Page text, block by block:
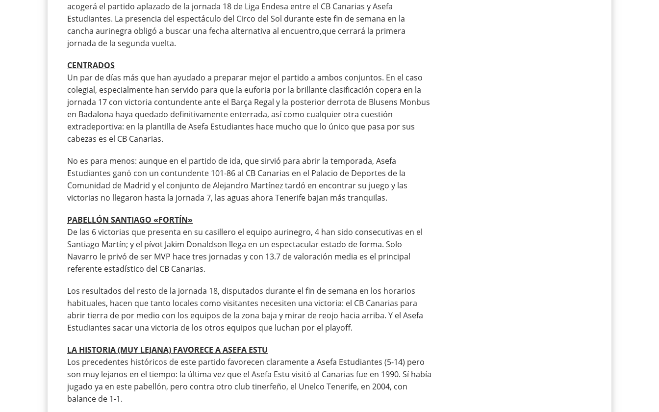
acogerá el partido aplazado de la jornada 18 de Liga Endesa entre el CB Canarias y Asefa
Estudiantes. La presencia del espectáculo del Circo del Sol durante este fin de semana en la
cancha aurinegra obligó a buscar una fecha alternativa al encuentro,que cerrará la primera
jornada de la segunda vuelta.
CENTRADOS
Un par de días más que han ayudado a preparar mejor el partido a ambos conjuntos. En el caso
colegial, especialmente han servido para que la euforia por la brillante clasificación copera en la
jornada 17 con victoria contundente ante el Barça Regal y la posterior derrota de Blusens Monbus
en Badalona haya quedado definitivamente enterrada, así como cualquier otra cuestión
extradeportiva: en la plantilla de Asefa Estudiantes hace mucho que lo único que pasa por sus
cabezas es el CB Canarias.
No es para menos: aunque en el partido de ida, que sirvió para abrir la temporada, Asefa
Estudiantes ganó con un contundente 101-86 al CB Canarias en el Palacio de Deportes de la
Comunidad de Madrid y el conjunto de Alejandro Martínez tardó en encontrar su juego y las
victorias no llegaron hasta la jornada 7, las aguas ahora Tenerife bajan más tranquilas.
PABELLÓN SANTIAGO «FORTÍN»
De las 6 victorias que presenta en su casillero el equipo aurinegro, 4 han sido consecutivas en el
Santiago Martín; y el pívot Jakim Donaldson llega en un espectacular estado de forma. Solo
Navarro le privó de ser MVP hace tres jornadas y con 13.7 de valoración media es el principal
referente estadístico del CB Canarias.
Los resultados del resto de la jornada 18, disputados durante el fin de semana en los horarios
habituales, hacen que tanto locales como visitantes necesiten una victoria: el CB Canarias para
abrir tierra de por medio con los equipos de la zona baja y mirar de reojo hacia arriba. Y el Asefa
Estudiantes sacar una victoria de los otros equipos que luchan por el playoff.
LA HISTORIA (MUY LEJANA) FAVORECE A ASEFA ESTU
Los precedentes históricos de este partido favorecen claramente a Asefa Estudiantes (5-14) pero
son muy lejanos en el tiempo: la última vez que el Asefa Estu visitó al Canarias fue en 1990. Sí había
jugado ya en este pabellón, pero contra otro club tinerfeño, el Unelco Tenerife, en 2004, con
balance de 1-1.